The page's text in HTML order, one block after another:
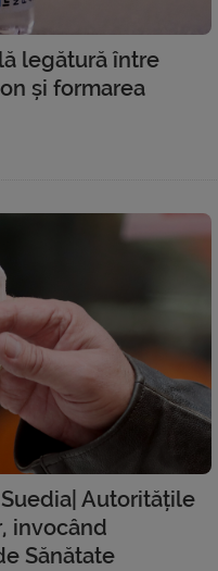
legătură între
și formarea
Autoritățile
invocând
Sănătate